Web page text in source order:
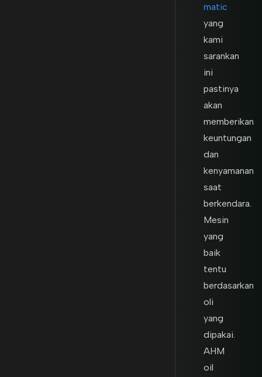
matic
yang
kami
sarankan
ini
pastinya
akan
memberikan
keuntungan
dan
kenyamanan
saat
berkendara.
Mesin
yang
baik
tentu
berdasarkan
oli
yang
dipakai.
AHM
oil